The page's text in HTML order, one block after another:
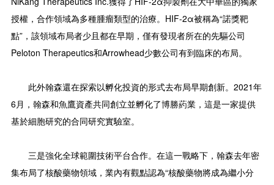
授權，合作領域為多種腫瘤類型的治療。HIF-2α被稱為“諾獎靶
點”，該領域布局者少且都在早期，僅有發現者所在的先驅公司
Peloton Therapeutics和Arrowhead少數公司有到臨床的布局。
此外翰森還在探索以孵化投資的形式去布局早期創新。2021年
6月，翰森和魚鷹資產共同創立並孵化了博勝葯業，這是一家提供
基於細胞研究的合同研究實驗室。
三是強化全球範圍技術平台合作。在這一戰略下，翰森去年密
集布局了核酸藥物領域，業內有觀點認為“核酸藥物將成為繼小分